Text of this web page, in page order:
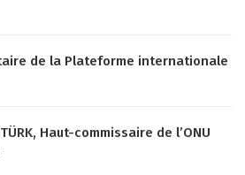
de la Plateforme internationale
Haut-commissaire de l’ONU